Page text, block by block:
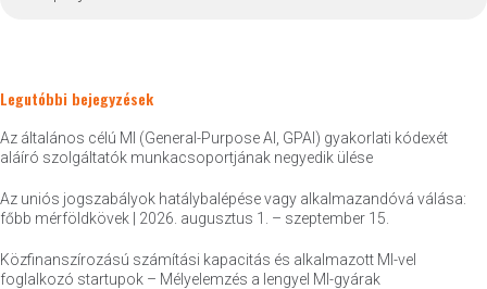
Legutóbbi bejegyzések
Az általános célú MI (General-Purpose AI, GPAI) gyakorlati kódexét
aláíró szolgáltatók munkacsoportjának negyedik ülése
Az uniós jogszabályok hatálybalépése vagy alkalmazandóvá válása:
főbb mérföldkövek | 2026. augusztus 1. – szeptember 15.
Közfinanszírozású számítási kapacitás és alkalmazott MI-vel
foglalkozó startupok – Mélyelemzés a lengyel MI-gyárak